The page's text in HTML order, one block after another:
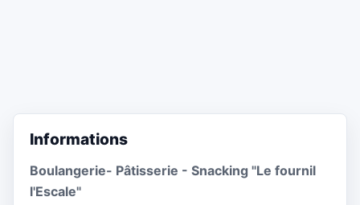
Informations
Boulangerie- Pâtisserie - Snacking "Le fournil
l'Escale"